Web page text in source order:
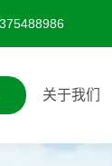
关于我们